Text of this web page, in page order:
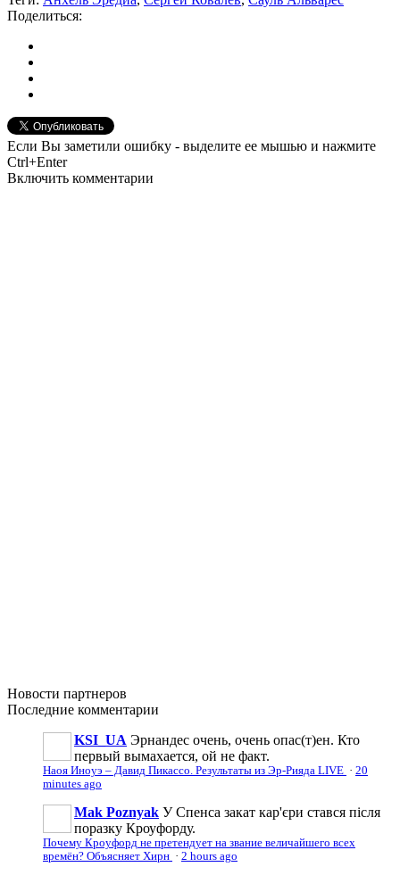
Поделиться:
Если Вы заметили ошибку - выделите ее мышью и нажмите
Ctrl+Enter
Включить комментарии
Новости партнеров
Последние комментарии
KSI_UA Эрнандес очень, очень опас(т)ен. Кто
первый вымахается, ой не факт.
Наоя Иноуэ – Давид Пикассо. Результаты из Эр-Рияда LIVE · 20
minutes ago
Mak Poznyak У Спенса закат кар'єри стався після
поразку Кроуфорду.
Почему Кроуфорд не претендует на звание величайшего всех
времён? Объясняет Хирн · 2 hours ago